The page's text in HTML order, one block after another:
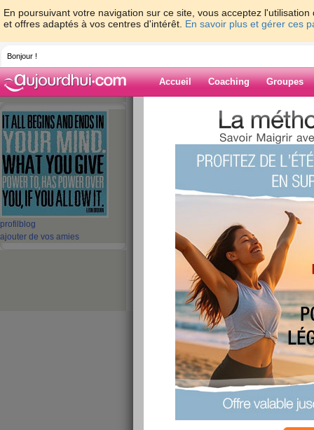
En poursuivant votre navigation sur ce site, vous acceptez
et offres adaptés à vos centres d'intérêt. En savoir plus et gérer ces
Bonjour !
Accueil Coaching Groupes
profil blog
ajouter de vos amies
> > Demain...
Blog de vanile
Demain... 07/03
Hello les Girls...
Merci pour votre soutiens... un jour n'est pas
il monte il descent... ça m'énerve!...
Hier, on oublie...aj ça vas vite passé...
pause, huhu... horaire débile!
Puis surtout y a demain... Wèèèèè....
binome, youhouuuu...5 ans qu'on se motive
Oui, demain je me lève aux aurores pour